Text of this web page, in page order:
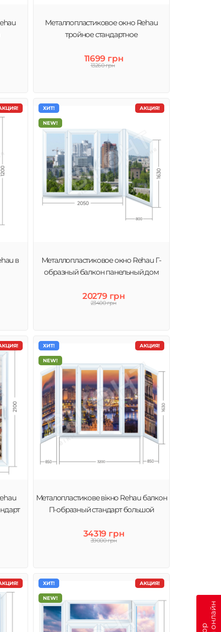
Металлопластиковое окно Rehau
тройное стандартное
11699 грн
13260 грн
в
АКЦИЯ!
ХИТ!
NEW!
Металлопластиковое окно Rehau Г-
образный балкон панельный дом
20279 грн
23400 грн
АКЦИЯ!
ХИТ!
NEW!
Металопластикове вікно Rehau балкон
П-образный стандарт большой
34319 грн
39000 грн
АКЦИЯ!
ХИТ!
NEW!